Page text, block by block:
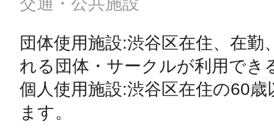
団体使用施設:渋谷区在住、在勤
れる団体・サークルが利用で
個人使用施設:渋谷区在住の60
ます。
八女